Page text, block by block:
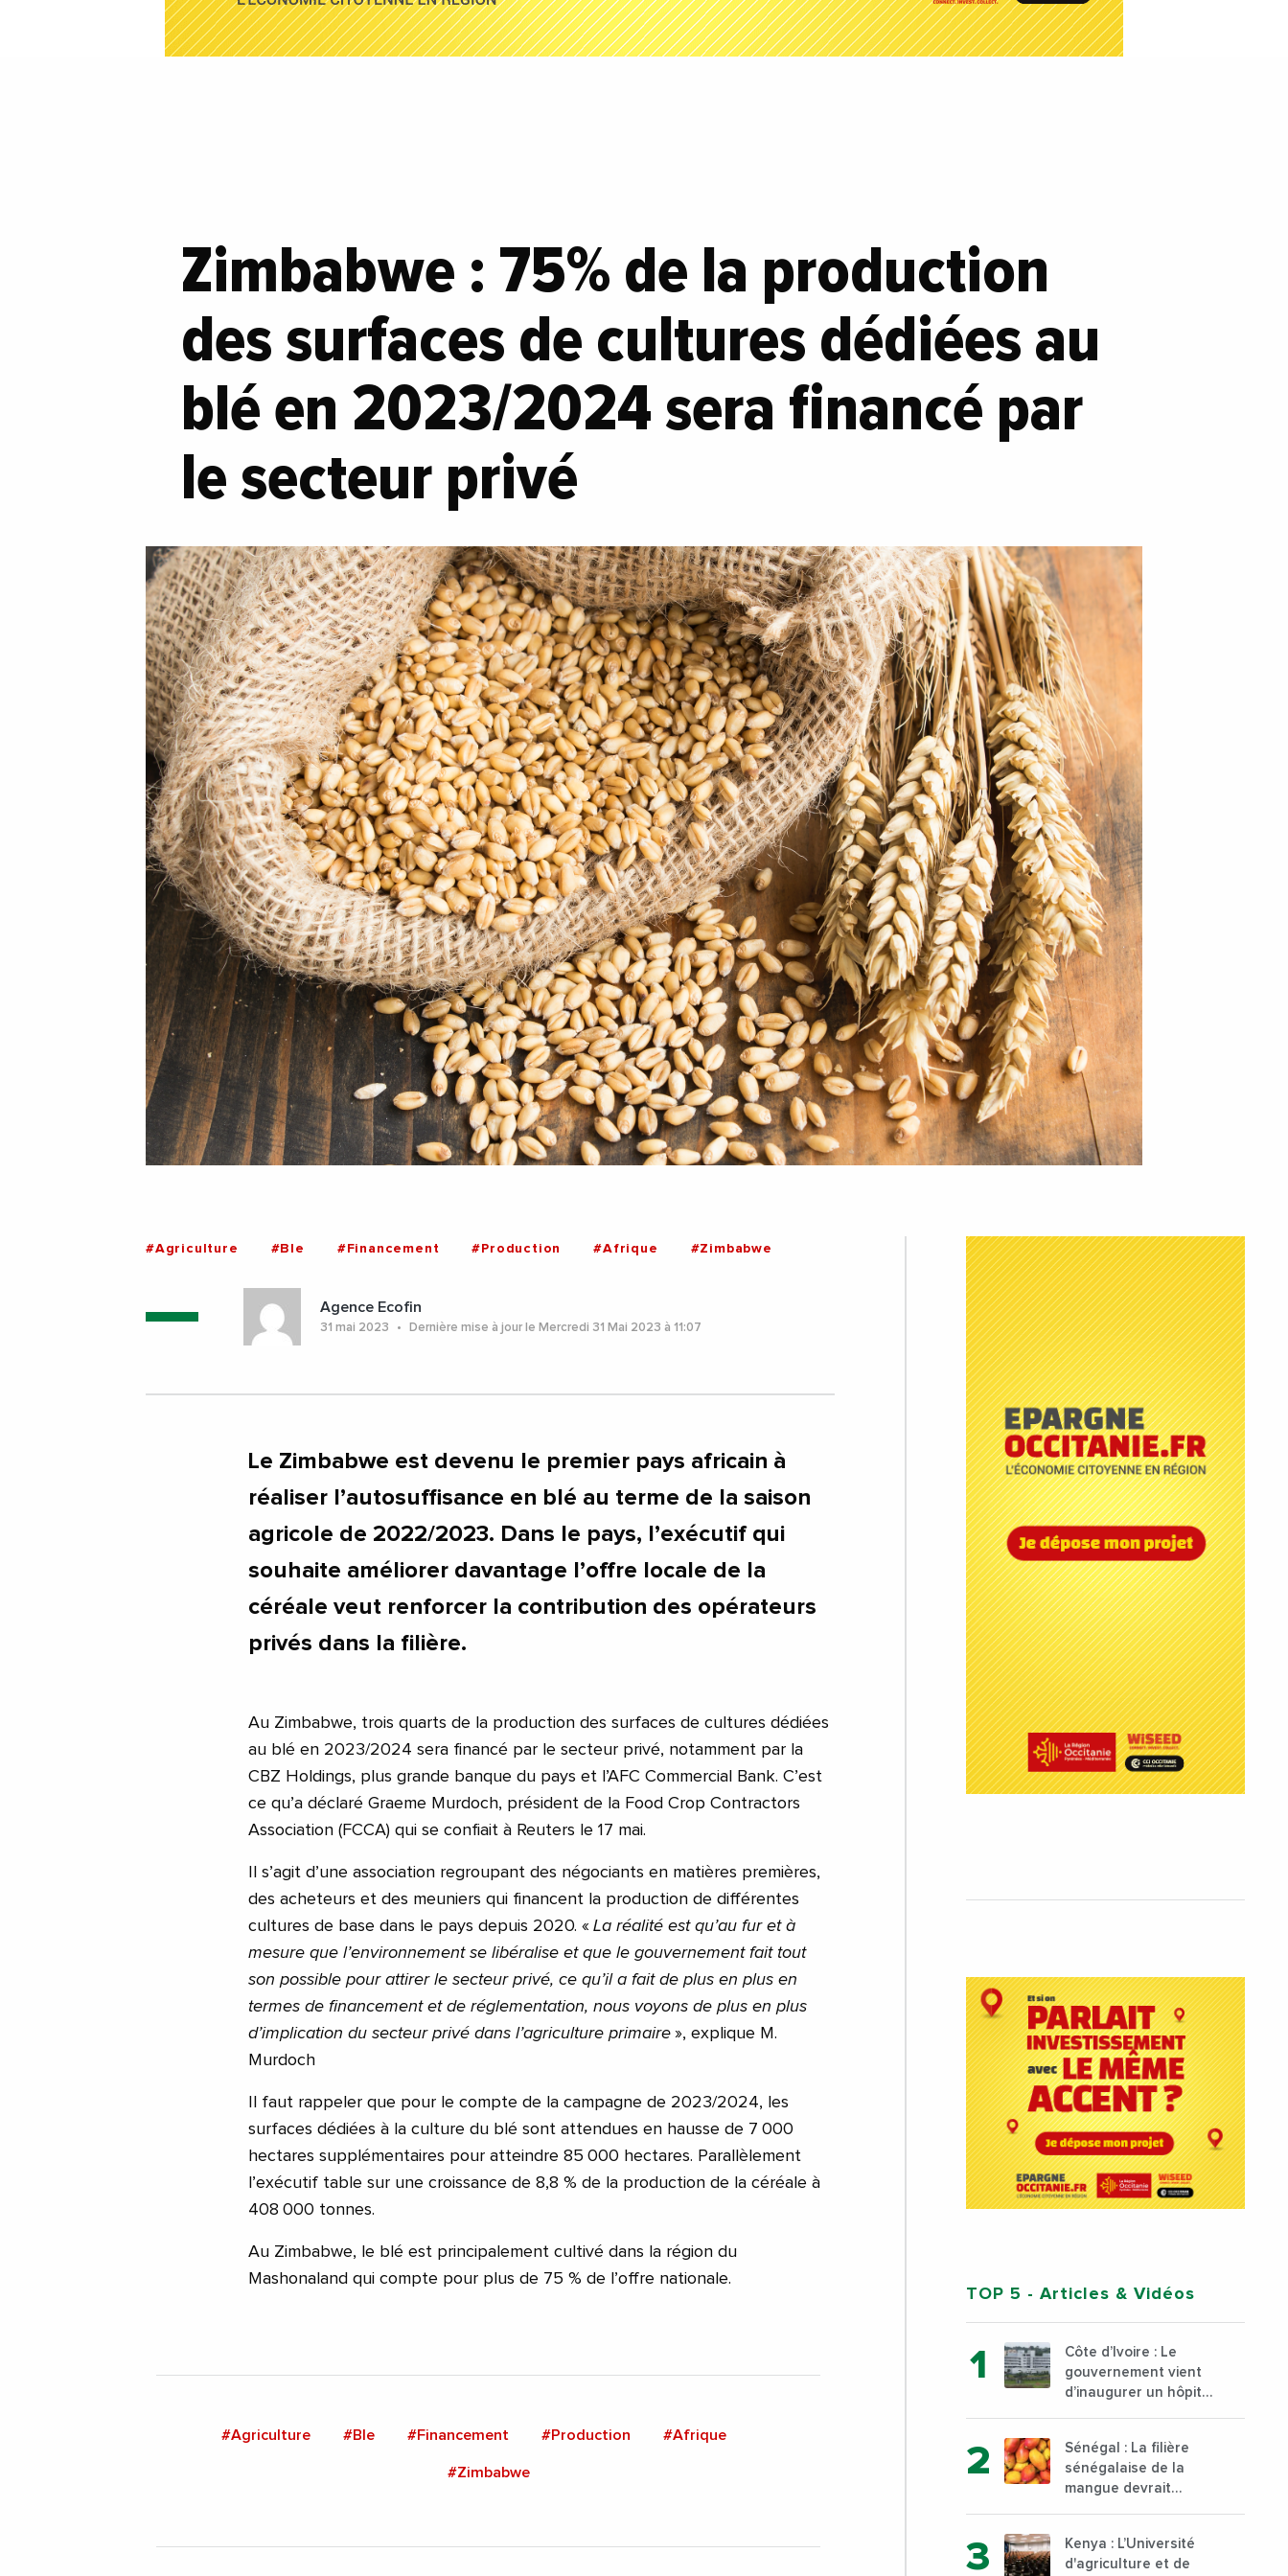
Zimbabwe : 75% de la production
des surfaces de cultures dédiées au
blé en 2023/2024 sera financé par
le secteur privé
#Agriculture #Ble #Financement #Production #Afrique #Zimbabwe
Agence Ecofin
31 mai 2023 Dernière mise à jour le Mercredi 31 Mai 2023 à 11:07
Le Zimbabwe est devenu le premier pays africain à
réaliser l’autosuffisance en blé au terme de la saison
agricole de 2022/2023. Dans le pays, l’exécutif qui
souhaite améliorer davantage l’offre locale de la
céréale veut renforcer la contribution des opérateurs
privés dans la filière.
Au Zimbabwe, trois quarts de la production des surfaces de cultures dédiées
au blé en 2023/2024 sera financé par le secteur privé, notamment par la
CBZ Holdings, plus grande banque du pays et l’AFC Commercial Bank. C’est
ce qu’a déclaré Graeme Murdoch, président de la Food Crop Contractors
Association (FCCA) qui se confiait à Reuters le 17 mai.
Il s’agit d’une association regroupant des négociants en matières premières,
des acheteurs et des meuniers qui financent la production de différentes
cultures de base dans le pays depuis 2020. « La réalité est qu’au fur et à
mesure que l’environnement se libéralise et que le gouvernement fait tout
son possible pour attirer le secteur privé, ce qu’il a fait de plus en plus en
termes de financement et de réglementation, nous voyons de plus en plus
d’implication du secteur privé dans l’agriculture primaire », explique M.
Murdoch
Il faut rappeler que pour le compte de la campagne de 2023/2024, les
surfaces dédiées à la culture du blé sont attendues en hausse de 7 000
hectares supplémentaires pour atteindre 85 000 hectares. Parallèlement
l’exécutif table sur une croissance de 8,8 % de la production de la céréale à
408 000 tonnes.
Au Zimbabwe, le blé est principalement cultivé dans la région du
Mashonaland qui compte pour plus de 75 % de l’offre nationale.
#Agriculture #Ble #Financement #Production #Afrique
#Zimbabwe
TOP 5 - Articles & Vidéos
Côte d’Ivoire : Le
gouvernement vient
d’inaugurer un hôpital
au sud du pays
Sénégal : La filière
sénégalaise de la
mangue devrait
000 tonnes produites
Kenya : L’Université
d'agriculture et de